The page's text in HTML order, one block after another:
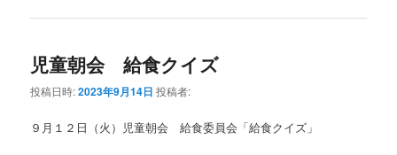
児童朝会 給食クイズ
投稿日時:2023年9月14日 投稿者:
９月１２日（火）児童朝会 給食委員会「給食クイズ」